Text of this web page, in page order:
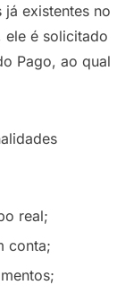
existentes no
é solicitado
Pago, ao qual
real;
conta;